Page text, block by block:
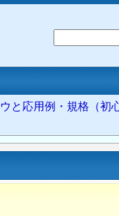
と応用例・規格（初